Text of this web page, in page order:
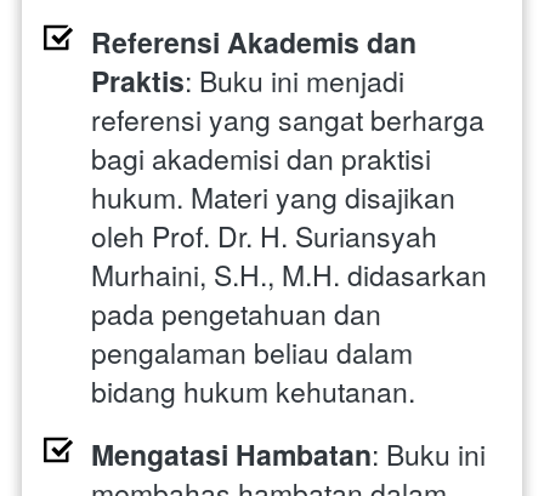
Referensi Akademis dan
Praktis: Buku ini menjadi
referensi yang sangat berharga
bagi akademisi dan praktisi
hukum. Materi yang disajikan
oleh Prof. Dr. H. Suriansyah
Murhaini, S.H., M.H. didasarkan
pada pengetahuan dan
pengalaman beliau dalam
bidang hukum kehutanan.
Mengatasi Hambatan: Buku ini